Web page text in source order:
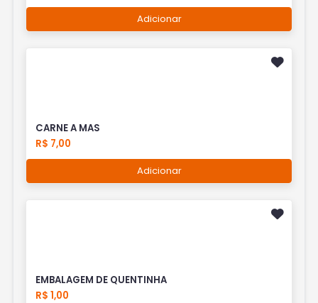
Adicionar
CARNE A MAS
R$ 7,00
Adicionar
EMBALAGEM DE QUENTINHA
R$ 1,00